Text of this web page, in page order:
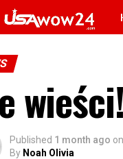
wieści!
Published 1 month ago on
By Noah Olivia